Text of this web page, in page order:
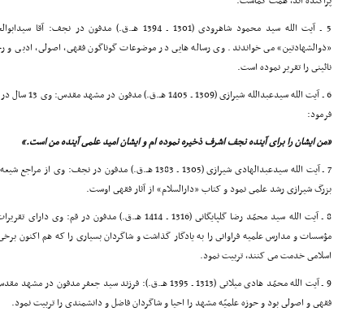
5 ـ آیت الله سید محمود شاهرودى (1301 ـ 1394 هـ.ق.)
«ذوالشهادتین» مى خواندند. وى رساله هایى در موضوعات گوناگون فقهى، اصولى، ادبى و
نائینى را تقریر نموده است.
6 ـ آیت الله
فرمود:
«من ایشان را براى آینده نجف اشرف ذخیره نموده ام و ایشان امید علمى آینده من است.»
7 ـ آیت الله سیدعبدالهادى شیرازى (1305 ـ 1383 هـ.ق.)
بزرگ شیرازى رشد علمى نمود و کتاب «دارالسلام» از آثار فقهى اوست.
8 ـ آیت الله سید محمّد رضا گلپایگانى (1316 ـ 1414 هـ.ق.)
مؤسسات و مدارس علمیه فراوانى را به یادگار گذاشت و شاگردان بسیارى را که هم اکنون
اسلامى خدمت مى کنند، تربیت نمود.
9 ـ آیت الله محمّد هادى میلانى (1313 ـ 1395 هـ.ق.): فرزند سید
فقهى و اصولى بود و حوزه علمیّه مشهد را احیا و شاگردان فاضل و دانشمندى را تربیت نمود.